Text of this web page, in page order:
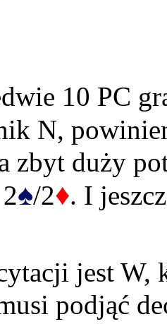
10 PC
N,
zbyt duży
♠/2♦. I
jest W,
podjąć